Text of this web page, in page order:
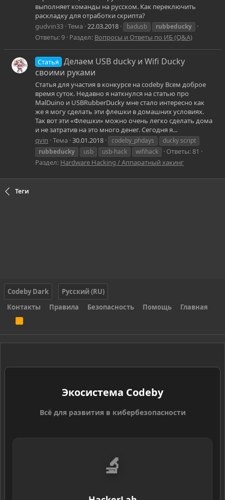
выполняет команды на русском. Как переключить
раскладку для отработки скрипта?
gudvin33 Тема 22.03.2018 badusb rubbeducky
Ответы: 9 Раздел: Вопросы и Ответы по ИБ (Q&A)
Статья
Делаем USB ducky и Wifi Ducky
своими руками
Статья для участия в конкурсе на codeby Всем доброе
время суток. Недавно я наткнулся на статью про
MalDuino и USBRubberDucky мне стало интересно как
же я могу сделать эти флешки в домашних условиях.
Так вот эти «Флешки» можно очень легко сделать дома
и не затратив на это много денег. Сегодня я...
qvin Тема 30.01.2018 codeby_phdays
ducky script
rubbeducky
usb usb-hack wifihack
Ответы: 81
Раздел: Hardware Hacking / Аппаратный хакинг
Теги
Codeby Dark
Русский (RU)
Контакты
Правила Безопасность Помощь Главная
S
Экосистема Codeby
Всё для развития в кибербезопасности
🔬